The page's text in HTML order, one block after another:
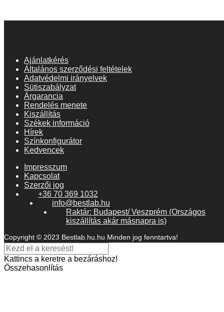
Ajánlatkérés
Általános szerződési feltételek
Adatvédelmi irányelvek
Sütiszabályzat
Árgarancia
Rendelés menete
Kiszállítás
Székek információ
Hírek
Színkonfigurátor
Kedvencek
Impresszum
Kapcsolat
Szerzői jog
+36 70 369 1032
info@bestlab.hu
Raktár: Budapest/ Veszprém (Országos
kiszállítás akár másnapra is)
Copyright © 2023 Bestlab.hu.hu Minden jog fenntartva!
Kattincs a keretre a bezáráshoz!
Összehasonlítás